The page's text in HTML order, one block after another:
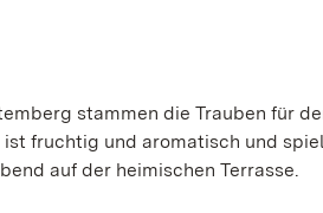
stammen die Trauben für
fruchtig und aromatisch und
auf der heimischen Terrasse.